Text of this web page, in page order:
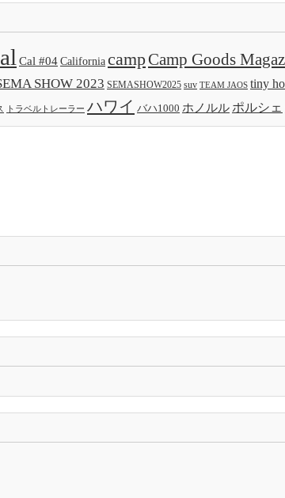
Cal #04 California campCamp Goods
SHOW 2023 SEMASHOW2025 suv TEAM JAOS tiny
トラベルトレーラー ハワイ バハ1000 ホノルル ポルシェ